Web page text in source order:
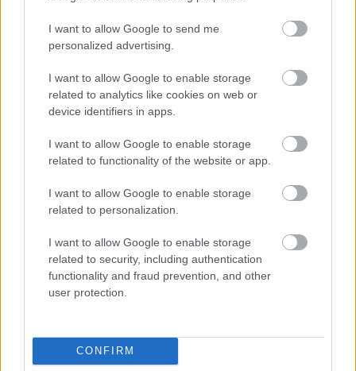
I want to allow Google to send me
personalized advertising.
I want to allow Google to enable storage
related to analytics like cookies on web or
device identifiers in apps.
I want to allow Google to enable storage
related to functionality of the website or app.
I want to allow Google to enable storage
related to personalization.
I want to allow Google to enable storage
related to security, including authentication
functionality and fraud prevention, and other
user protection.
CONFIRM
ενός επιχειρησιακού κέντρου μέσα στο γρανιτένιο
βουνό».
Ένα τεράστιο ποσό 693.000 τόνων γρανίτη έπρεπε
να μετακινηθεί για να ανοίξει ο δρόμος για το
συγκρότημα, καθώς οι εργάτες κατασκεύασαν ένα
εντυπωσιακό καταφύγιο 5,1 στρεμμάτων, με ύψος
2.915 μέτρα.